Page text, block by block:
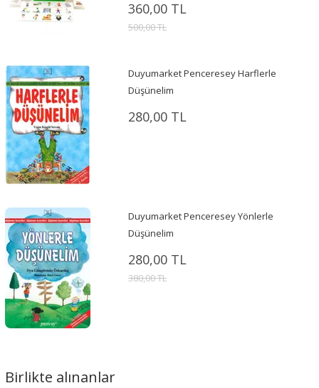
360,00 TL
500,00 TL
Duyumarket Penceresey Harflerle
Düşünelim
280,00 TL
Duyumarket Penceresey Yönlerle
Düşünelim
280,00 TL
380,00 TL
Birlikte alınanlar